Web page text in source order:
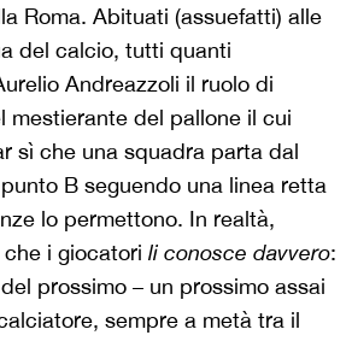
Roma. Abituati (assuefatti) alle
del calcio, tutti quanti
Andreazzoli il ruolo di
mestierante del pallone il cui
sì che una squadra parta dal
B seguendo una linea retta
lo permettono. In realtà,
i giocatori li conosce davvero:
prossimo – un prossimo assai
sempre a metà tra il